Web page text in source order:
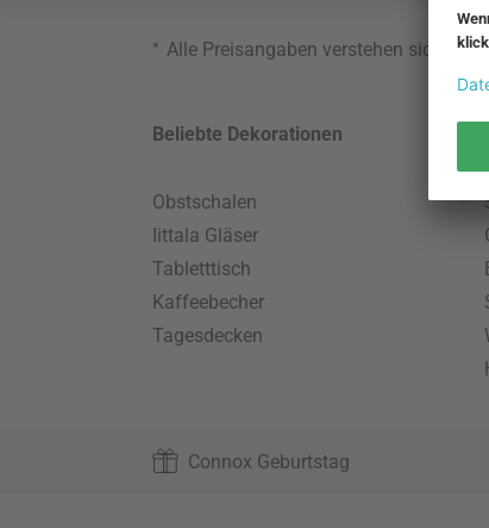
* Alle Preisangaben verstehen sich
Beliebte Dekorationen
Obstschalen
Iittala Gläser
Tabletttisch
Kaffeebecher
Tagesdecken
Connox Geburtstag